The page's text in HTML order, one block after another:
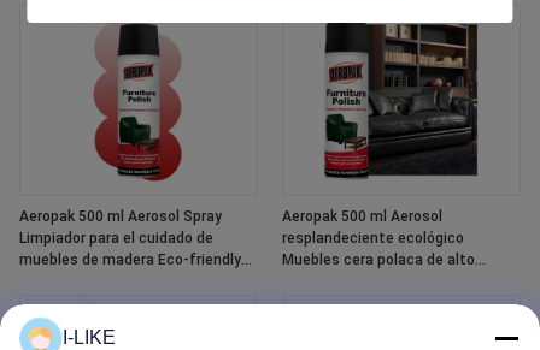
Aeropak 500 ml Aerosol Spray
Limpiador para el cuidado de
muebles de madera Eco-friendly
Essential Oil Polish para madera
Aeropak 500 ml Aerosol
resplandeciente ecológico
Muebles cera polaca de alto
Protección contra grietas y
I-LIKE